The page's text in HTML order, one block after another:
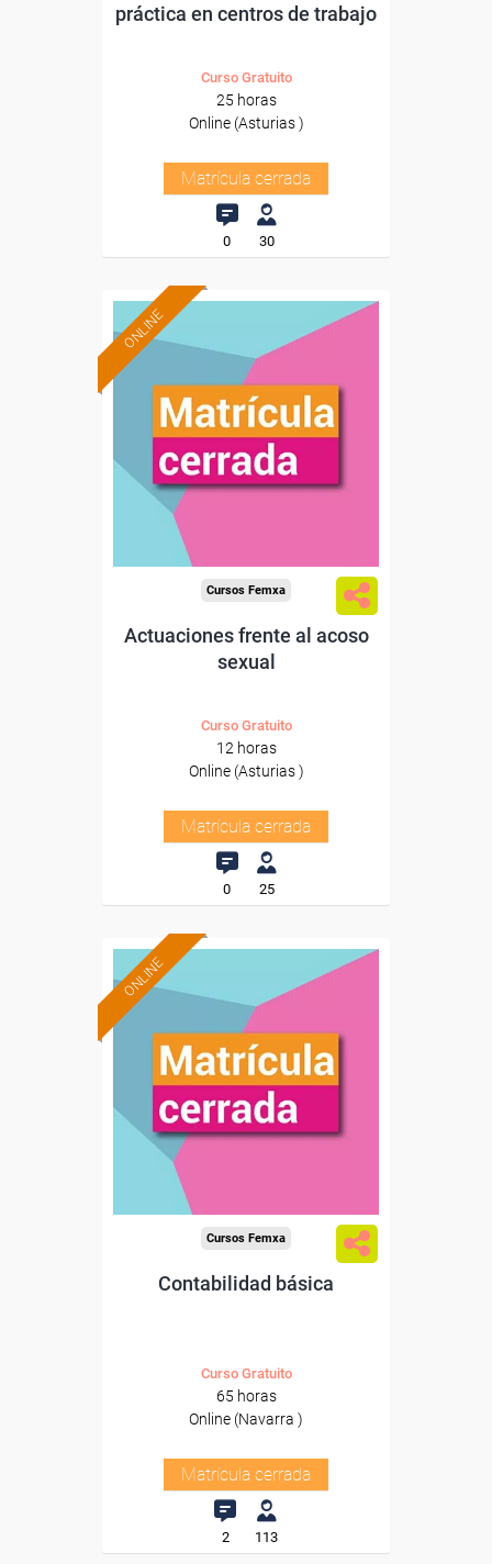
práctica en centros de trabajo
Curso Gratuito
25 horas
Online (Asturias )
Matrícula cerrada
0 30
ONLINE
Cursos Femxa
Actuaciones frente al acoso
sexual
Curso Gratuito
12 horas
Online (Asturias )
Matrícula cerrada
0 25
ONLINE
Cursos Femxa
Contabilidad básica
Curso Gratuito
65 horas
Online (Navarra )
Matrícula cerrada
2 113